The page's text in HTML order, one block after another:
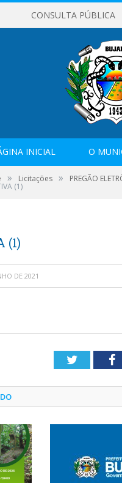
CONSULTA PÚBLICA
INICIAL O
» Licitações » PREGÃO
(1)
(1)
DE 2021
Twitter